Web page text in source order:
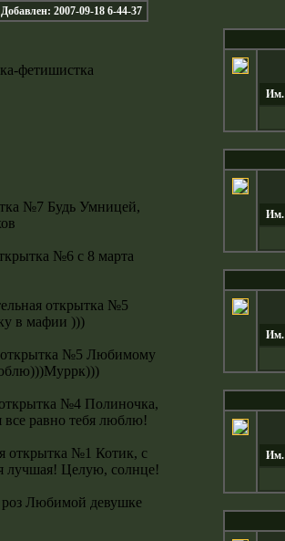
Добавлен: 2007-09-18 6-44-37
Им.
Им.
Им.
Им.